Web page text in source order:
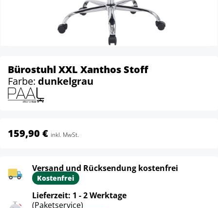
Bürostuhl XXL Xanthos Stoff
Farbe: dunkelgrau
159,90 € inkl. MwSt.
Versand und Rücksendung kostenfrei
Kostenfrei
Lieferzeit: 1 - 2 Werktage
(Paketservice)